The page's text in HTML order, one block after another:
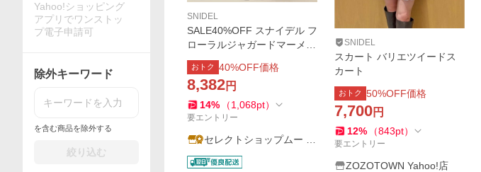
SNIDEL
SALE40%OFF スナイデル フ
ローラルジャガードマーメイ
ドスカート swfs262020 レデ
ィース ロングスカート ハイ
ウエスト SNIDEL
おトク 40%OFF価格
8,382円
14% （1,068pt）
要エントリー
セレクトショップムー Y
ahoo!店
SNIDEL
スカート バリエツイードス
カート
おトク 50%OFF価格
7,700円
12% （843pt）
要エントリー
ZOZOTOWN Yahoo!店
Yahoo!ショッピング
アプリでワンストッ
プ電子申請可
除外キーワード
を含む商品を除外する
絞り込む